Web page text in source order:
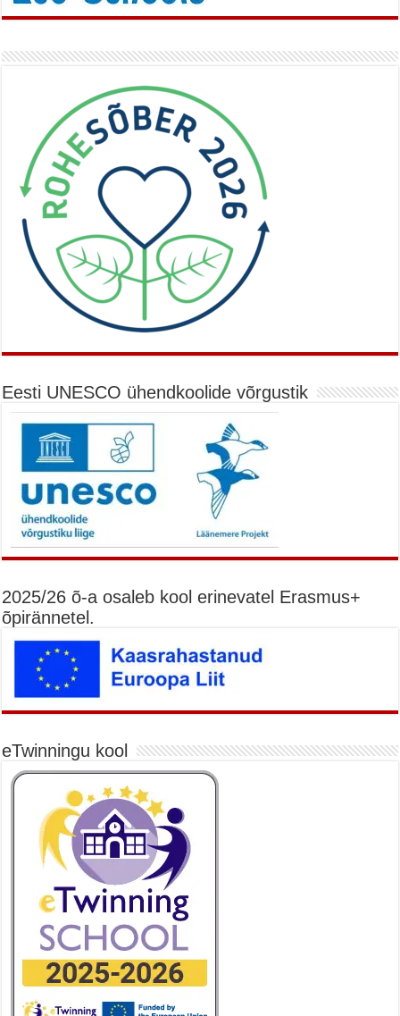
Eesti UNESCO ühendkoolide võrgustik
2025/26 õ-a osaleb kool erinevatel Erasmus+
õpirännetel.
eTwinningu kool